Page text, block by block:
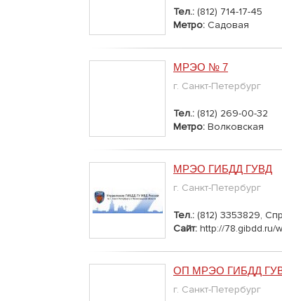
Тел.: (812) 714-17-45
Метро: Садовая
МРЭО № 7
г. Санкт-Петербург
Тел.: (812) 269-00-32
Метро: Волковская
МРЭО ГИБДД ГУВД
г. Санкт-Петербург
Тел.: (812) 3353829,
Сайт: http://78.gibdd.ru/
ОП МРЭО ГИБДД
г. Санкт-Петербург